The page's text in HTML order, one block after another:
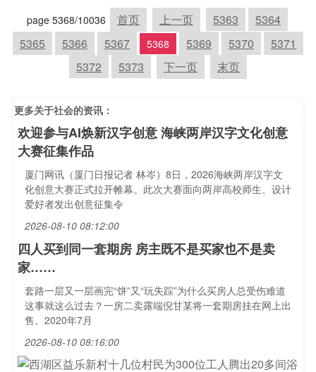
page 5368/10036 首页 上一页 5363
5364
5365
5366 5367 5368 5369 5370
5371
5372
5373 下一页 末页
更多关于社会的资讯：
欢迎参与AI焕新汉字创意 海峡两岸汉字文化创意
大赛征集作品
厦门网讯（厦门日报记者 林岑）8日，2026海峡两岸汉字文
化创意大赛正式拉开帷幕。此次大赛面向两岸高校师生、设计
爱好者发出创意征集令
2026-08-10 08:12:00
四人买到同一套期房 房主既不是买家也不是卖
家……
套路一层又一层画完“饼”又“玩失踪”为什么买房人总受伤难道
这事就这么过去？一房二卖露端倪甘某将一套期房挂在网上出
售。2020年7月
2026-08-10 08:16:00